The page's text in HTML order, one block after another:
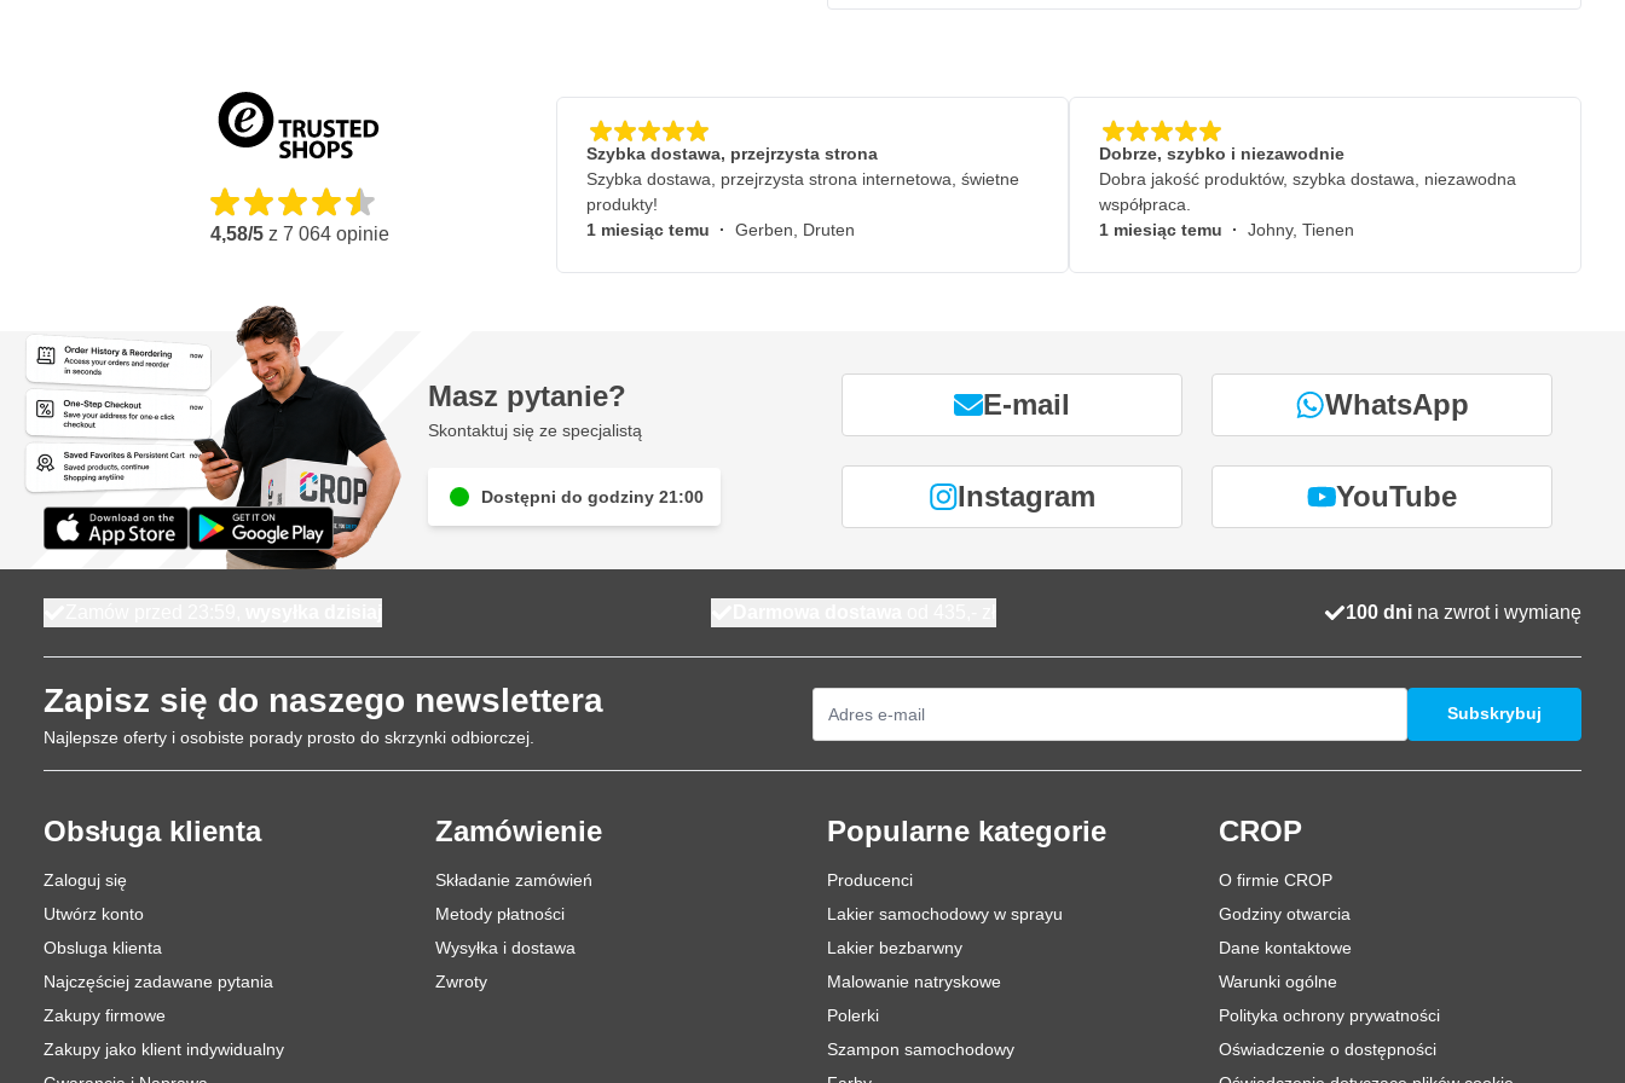
Metalowy pojemnik warsztatowy czerwony
Malowany proszkowo na czerwono pojemnik warsztatowy sygnalizuje bezpośrednie zagrożenie.
Dzięki jaskrawoczerwonemu kolorowi można go rozpoznać z dużej odległości. Dzięki temu
wiadomo, że ma się do czynienia z potencjalnie niebezpiecznymi lub łatwopalnymi cieczami.
Ostrzeżony jest uzbrojony!
Metalowy pojemnik warsztatowy żółty
Jaskrawy żółty kolor szybko się wyróżnia i jest kolorem oznaczającym niebezpieczeństwo we
Francji. Żółty kolor może się również przydać w momencie, gdy używasz kilku płynów i chcesz je
rozdzielić na pierwszy rzut oka.
Dostępny w 4 rozmiarach
Pojemniki warsztatowe JUSTRITE są dostępne w 4 różnych rozmiarach. Do wyboru są różne
pojemności:
1 litr
Taca nawilżająca: ∅ 11 cm
Wymiary: 12x14 cm (∅ x h)
Taca nawilżająca: ∅ 18 cm
Wymiary: 24x8 cm (∅ x h)
Wymiary: 24x11 cm (∅ x h)
8litrów
Taca nawilżająca: ∅ 25 cm
Wymiary: 29x15 cm (∅ x h)
4,58/5 z 7 064 opinie
Szybka dostawa, przejrzysta strona
Szybka dostawa, przejrzysta strona internetowa, świetne
produkty!
1 miesiąc temu · Gerben, Druten
Dobrze, szybko i niezawodnie
Dobra jakość produktów, szybka dostawa, niezawodna
współpraca.
1 miesiąc temu · Johny, Tienen
Masz pytanie?
Skontaktuj się ze specjalistą
Dostępni do godziny 21:00
E-mail WhatsApp
Instagram YouTube
100 dni na zwrot i wymianę
Zapisz się do naszego newslettera
Najlepsze oferty i osobiste porady prosto do skrzynki odbiorczej.
Subskrybuj
Obsługa klienta
Zaloguj się
Utwórz konto
Obsluga klienta
Najczęściej zadawane pytania
Zakupy firmowe
Zakupy jako klient indywidualny
Zamówienie
Składanie zamówień
Metody płatności
Wysyłka i dostawa
Zwroty
Popularne kategorie
Producenci
Lakier samochodowy w sprayu
Lakier bezbarwny
Malowanie natryskowe
Polerki
Szampon samochodowy
CROP
O firmie CROP
Godziny otwarcia
Dane kontaktowe
Warunki ogólne
Polityka ochrony prywatności
Oświadczenie o dostępności